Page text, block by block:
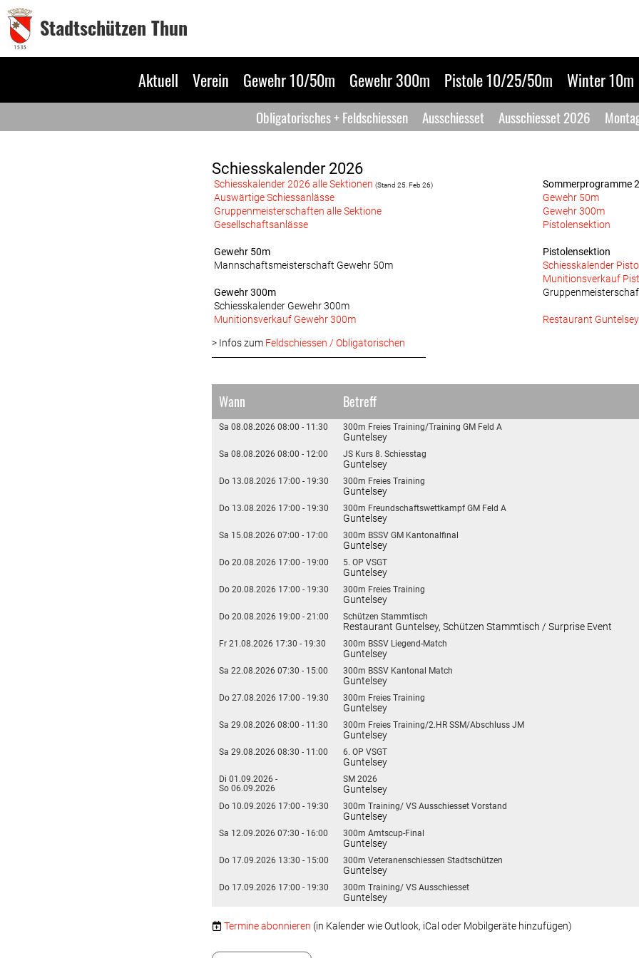
Stadtschützen Thun
Aktuell Verein Gewehr 10/50m Gewehr 300m Pistole 10/25/50m Winter 10m
Obligatorisches + Feldschiessen Ausschiesset Ausschiesset 2026
Schiesskalender 2026
Schiesskalender 2026 alle Sektionen (Stand 25. Feb 26)
Sommerprogramme
Auswärtige Schiessanlässe
Gewehr 50m
Gruppenmeisterschaften alle Sektione
Gewehr 300m
Gesellschaftsanlässe
Pistolensektion
Gewehr 50m
Pistolensektion
Mannschaftsmeisterschaft Gewehr 50m
Schiesskalender
Munitionsverkauf
Gewehr 300m
Schiesskalender Gewehr 300m
Munitionsverkauf Gewehr 300m
Restaurant
> Infos zum Feldschiessen / Obligatorischen
Wann Betreff
Sa 08.08.2026 08:00 - 11:30 300m Freies Training/Training GM Feld A
Guntelsey
Sa 08.08.2026 08:00 - 12:00 JS Kurs 8. Schiesstag
Guntelsey
Do 13.08.2026 17:00 - 19:30 300m Freies Training
Guntelsey
Do 13.08.2026 17:00 - 19:30 300m Freundschaftswettkampf GM Feld A
Guntelsey
Sa 15.08.2026 07:00 - 17:00 300m BSSV GM Kantonalfinal
Guntelsey
Do 20.08.2026 17:00 - 19:00 5. OP VSGT
Guntelsey
Do 20.08.2026 17:00 - 19:30 300m Freies Training
Guntelsey
Do 20.08.2026 19:00 - 21:00 Schützen Stammtisch
Restaurant Guntelsey, Schützen Stammtisch / Surprise Event
Fr 21.08.2026 17:30 - 19:30 300m BSSV Liegend-Match
Guntelsey
Sa 22.08.2026 07:30 - 15:00 300m BSSV Kantonal Match
Guntelsey
Do 27.08.2026 17:00 - 19:30 300m Freies Training
Guntelsey
Sa 29.08.2026 08:00 - 11:30 300m Freies Training/2.HR SSM/Abschluss JM
Guntelsey
Sa 29.08.2026 08:30 - 11:00 6. OP VSGT
Guntelsey
Di 01.09.2026 -
So 06.09.2026
SM 2026
Guntelsey
Do 10.09.2026 17:00 - 19:30 300m Training/ VS Ausschiesset Vorstand
Guntelsey
Sa 12.09.2026 07:30 - 16:00 300m Amtscup-Final
Guntelsey
Do 17.09.2026 13:30 - 15:00 300m Veteranenschiessen Stadtschützen
Guntelsey
Do 17.09.2026 17:00 - 19:30 300m Training/ VS Ausschiesset
Guntelsey
Termine abonnieren (in Kalender wie Outlook, iCal oder Mobilgeräte hinzufügen)